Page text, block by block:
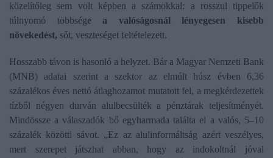
közelítőleg sem volt képben a számokkal: a rosszul tippelők
túlnyomó többsége a valóságosnál lényegesen kisebb
növekedést, sőt, veszteséget feltételezett.
Hosszabb távon is hasonló a helyzet. Bár a Magyar Nemzeti Bank
(MNB) adatai szerint a szektor az elmúlt húsz évben 6,36
százalékos éves nettó átlaghozamot mutatott fel, a megkérdezettek
tízből négyen durván alulbecsülték a pénztárak teljesítményét.
Mindössze a válaszadók bő egyharmada találta el a valós, 5–10
százalék közötti sávot. „Ez az alulinformáltság azért veszélyes,
mert szerepet játszhat abban, hogy az indokoltnál jóval